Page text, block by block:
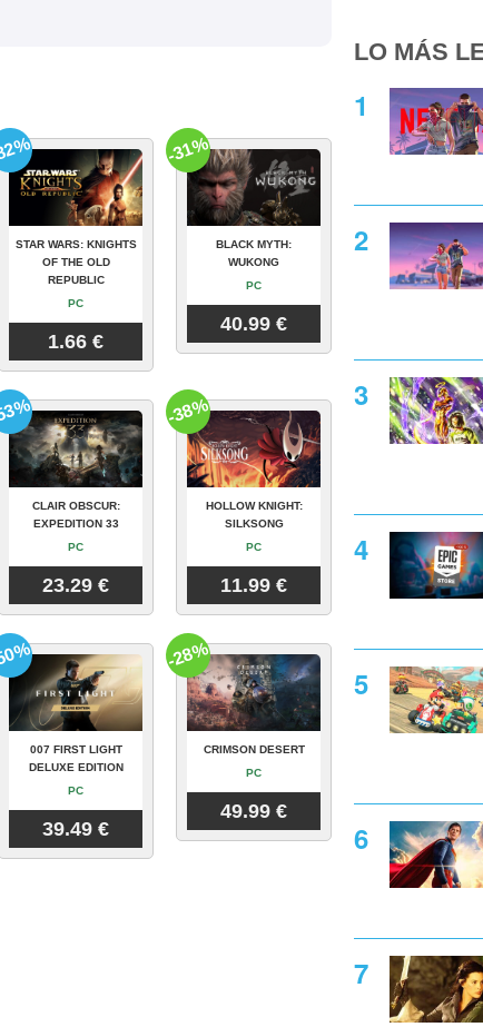
STAR WARS: KNIGHTS
OF THE OLD
REPUBLIC
PC
1.66 €
BLACK MYTH:
WUKONG
PC
40.99 €
-31%
CLAIR OBSCUR:
EXPEDITION 33
PC
23.29 €
HOLLOW KNIGHT:
SILKSONG
PC
11.99 €
-38%
007 FIRST LIGHT
DELUXE EDITION
PC
39.49 €
CRIMSON DESERT
PC
49.99 €
-28%
LO MÁS